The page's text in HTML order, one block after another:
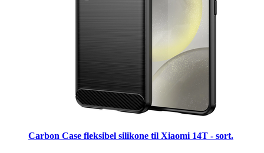
Carbon Case fleksibel silikone til Xiaomi 14T - sort.